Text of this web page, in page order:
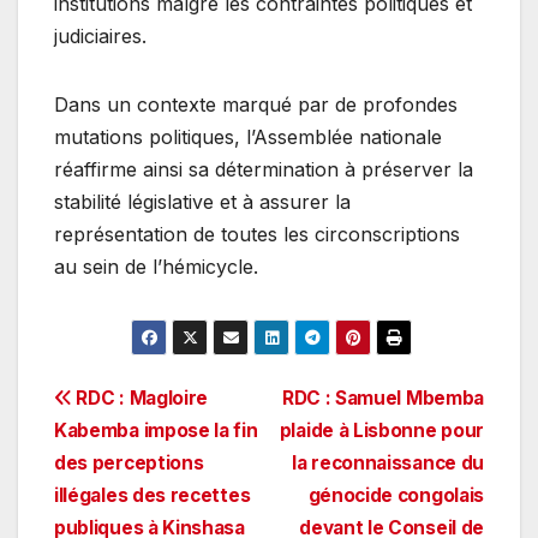
judiciaires.
Dans un contexte marqué par de profondes
mutations politiques, l’Assemblée nationale
réaffirme ainsi sa détermination à préserver la
stabilité législative et à assurer la
représentation de toutes les circonscriptions
au sein de l’hémicycle.
Navigation
de
l’article
RDC : Samuel Mbemba
plaide à Lisbonne pour
la reconnaissance du
génocide congolais
devant le Conseil de
RDC : Magloire
Kabemba impose la fin
des perceptions
illégales des recettes
publiques à Kinshasa